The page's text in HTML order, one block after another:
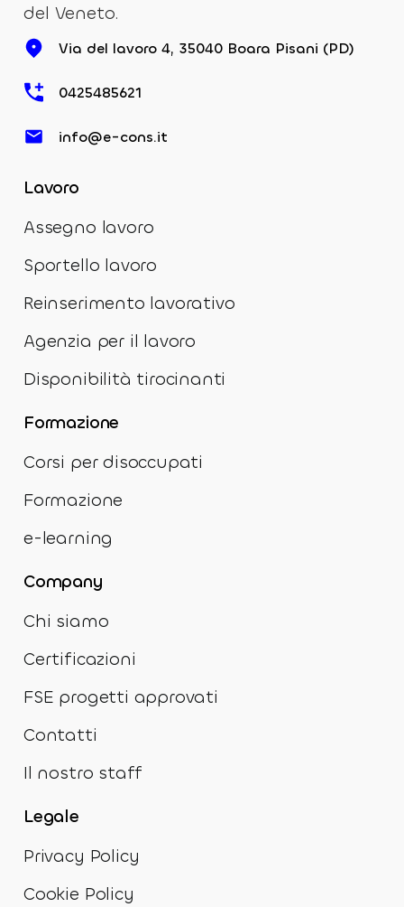
del Veneto.
Via del lavoro 4, 35040 Boara Pisani (PD)
0425485621
info@e-cons.it
Lavoro
Assegno lavoro
Sportello lavoro
Reinserimento lavorativo
Agenzia per il lavoro
Disponibilità tirocinanti
Formazione
Corsi per disoccupati
Formazione
e-learning
Company
Chi siamo
Certificazioni
FSE progetti approvati
Contatti
Il nostro staff
Legale
Privacy Policy
Cookie Policy